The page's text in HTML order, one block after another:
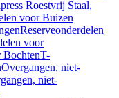
Roestvrij Staal,
voor Buizen
Reserveonderdelen
voor
BochtenT-
Overgangen, niet-
niet-